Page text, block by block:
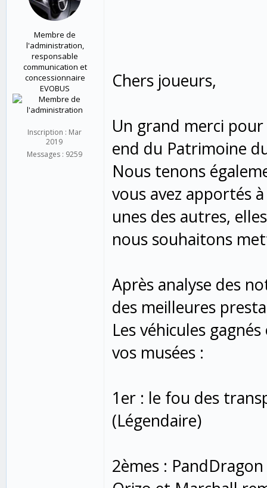
Membre de
l'administration,
responsable
communication et
concessionnaire
EVOBUS
Inscription : Mar
2019
Messages : 9259
Chers joueurs,
Un grand merci
end du Patrimoine
Nous tenons
vous avez apportés
unes des autres,
nous souhaitons
Après analyse des
des meilleures
Les véhicules
vos musées :
1er : le fou des
(Légendaire)
2èmes :